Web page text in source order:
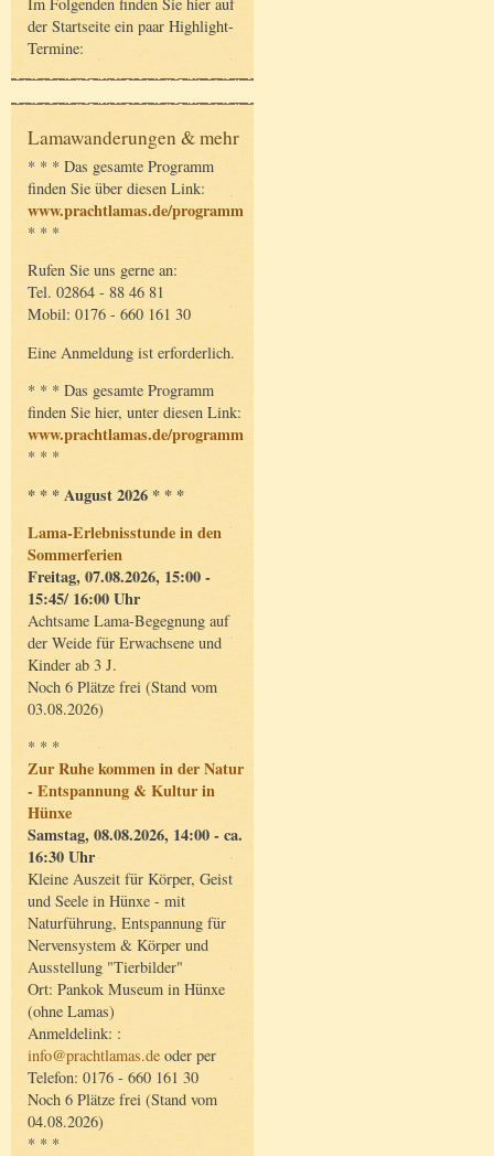
der Startseite ein paar Highlight-
Termine:
Lamawanderungen & mehr
* * * Das gesamte Programm
finden Sie über diesen Link:
www.prachtlamas.de/programm
* * *
Rufen Sie uns gerne an:
Tel. 02864 - 88 46 81
Mobil: 0176 - 660 161 30
Eine Anmeldung ist erforderlich.
* * * Das gesamte Programm
finden Sie hier, unter diesen Link:
www.prachtlamas.de/programm
* * *
* * * August 2026 * * *
Lama-Erlebnisstunde in den
Sommerferien
Freitag, 07.08.2026, 15:00 -
15:45/ 16:00 Uhr
Achtsame Lama-Begegnung auf
der Weide für Erwachsene und
Kinder ab 3 J.
Noch 6 Plätze frei (Stand vom
03.08.2026)
* * *
Zur Ruhe kommen in der Natur
- Entspannung & Kultur in
Hünxe
Samstag, 08.08.2026, 14:00 - ca.
16:30 Uhr
Kleine Auszeit für Körper, Geist
und Seele in Hünxe - mit
Naturführung, Entspannung für
Nervensystem & Körper und
Ausstellung "Tierbilder"
Ort: Pankok Museum in Hünxe
(ohne Lamas)
Anmeldelink: :
info@prachtlamas.de oder per
Telefon: 0176 - 660 161 30
Noch 6 Plätze frei (Stand vom
04.08.2026)
* * *